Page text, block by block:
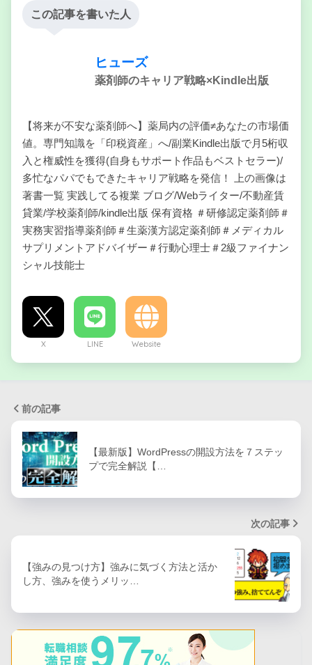
この記事を書いた人
ヒューズ
薬剤師のキャリア戦略×Kindle出版
【将来が不安な薬剤師へ】薬局内の評価≠あなたの市場価
値。専門知識を「印税資産」へ/副業Kindle出版で月5桁収
入と権威性を獲得(自身もサポート作品もベストセラー)/
多忙なパパでもできたキャリア戦略を発信！ 上の画像は
著書一覧 実践してる複業 ブログ/Webライター/不動産賃
貸業/学校薬剤師/kindle出版 保有資格 ＃研修認定薬剤師＃
実務実習指導薬剤師＃生薬漢方認定薬剤師＃メディカル
サプリメントアドバイザー＃行動心理士＃2級ファイナン
シャル技能士
X LINE Website
前の記事
【最新版】WordPressの開設方法を７ステッ
プで完全解説【…
次の記事
【強みの見つけ方】強みに気づく方法と活か
し方、強みを使うメリッ…